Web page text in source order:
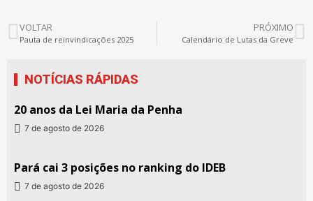
VOLTAR
Pauta de reinvindicações 2025
PRÓXIMO
Calendário de Lutas da Greve
NOTÍCIAS RÁPIDAS
20 anos da Lei Maria da Penha
7 de agosto de 2026
Pará cai 3 posições no ranking do IDEB
7 de agosto de 2026